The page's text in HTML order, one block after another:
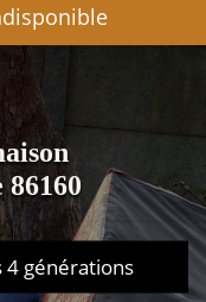
4 générations